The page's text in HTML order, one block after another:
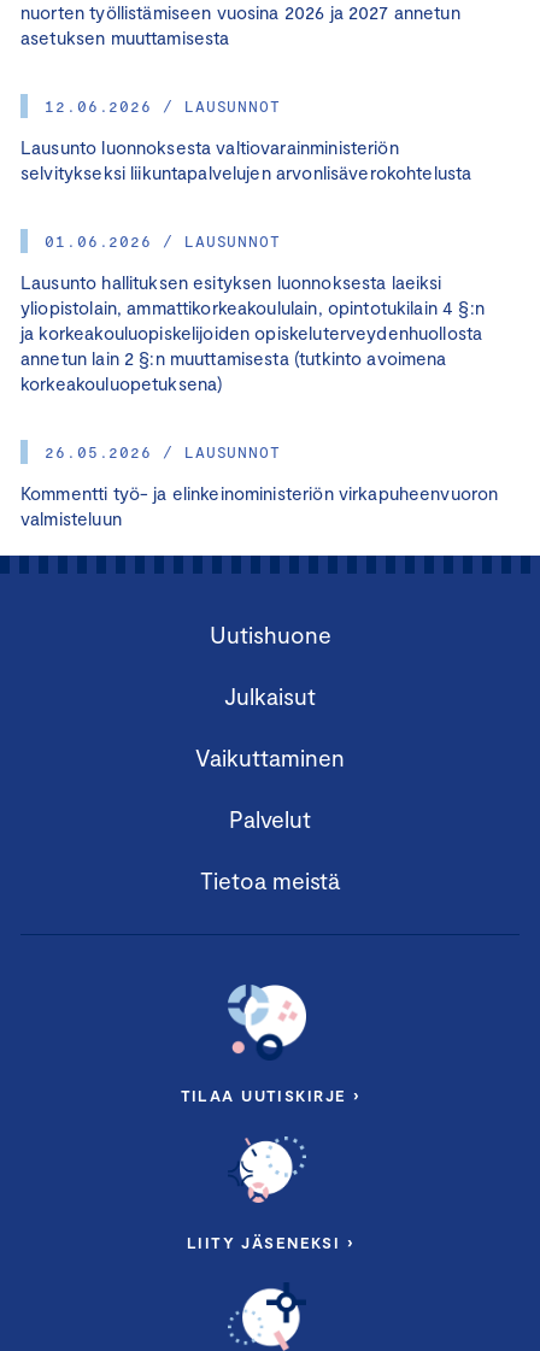
nuorten työllistämiseen vuosina 2026 ja 2027 annetun
asetuksen muuttamisesta
12.06.2026 / LAUSUNNOT
Lausunto luonnoksesta valtiovarainministeriön
selvitykseksi liikuntapalvelujen arvonlisäverokohtelusta
01.06.2026 / LAUSUNNOT
Lausunto hallituksen esityksen luonnoksesta laeiksi
yliopistolain, ammattikorkeakoululain, opintotukilain 4 §:n
ja korkeakouluopiskelijoiden opiskeluterveydenhuollosta
annetun lain 2 §:n muuttamisesta (tutkinto avoimena
korkeakouluopetuksena)
26.05.2026 / LAUSUNNOT
Kommentti työ- ja elinkeinoministeriön virkapuheenvuoron
valmisteluun
Uutishuone
Julkaisut
Vaikuttaminen
Palvelut
Tietoa meistä
TILAA UUTISKIRJE ›
LIITY JÄSENEKSI ›